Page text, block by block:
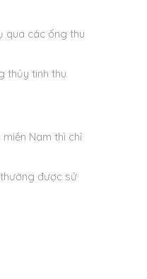
qua các ống thu
thủy tinh thu
Nam thì chỉ
được sử